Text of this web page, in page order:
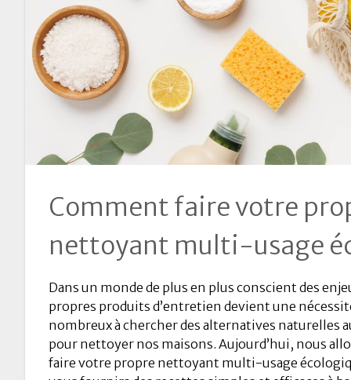
Comment faire votre
nettoyant multi-usage
Dans un monde de plus en plus conscient des
propres produits d’entretien devient une
nombreux à chercher des alternatives naturelles
pour nettoyer nos maisons. Aujourd’hui, nous
faire votre propre nettoyant multi-usage